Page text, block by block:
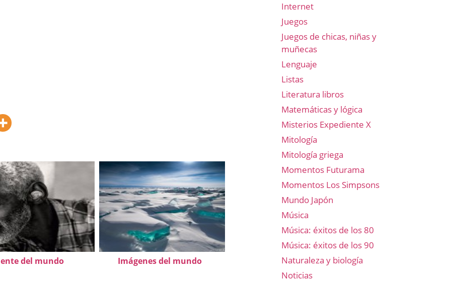
del mundo Imágenes del mundo
Internet
Juegos
Juegos de chicas, niñas y
muñecas
Lenguaje
Listas
Literatura libros
Matemáticas y lógica
Misterios Expediente X
Mitología
Mitología griega
Momentos Futurama
Momentos Los Simpsons
Mundo Japón
Música
Música: éxitos de los 80
Música: éxitos de los 90
Naturaleza y biología
Noticias